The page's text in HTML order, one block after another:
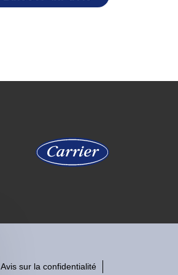
Avis sur la confidentialité